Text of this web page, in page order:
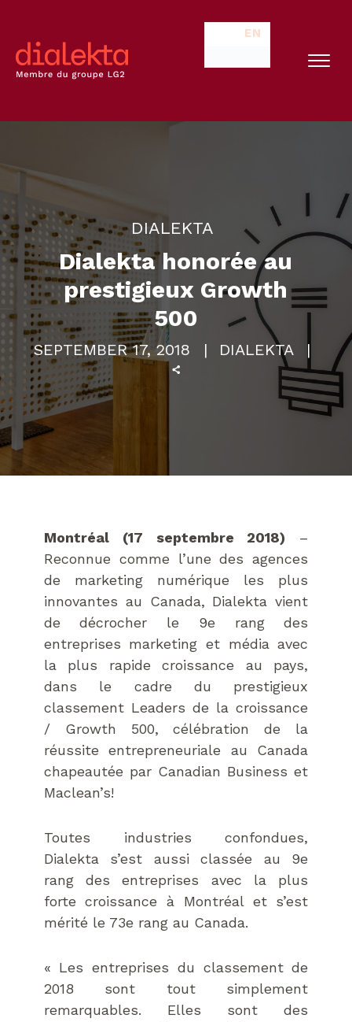
EN
DIALEKTA
Dialekta honorée au
prestigieux Growth
500
SEPTEMBER 17, 2018 DIALEKTA
Montréal (17 septembre 2018) –
Reconnue comme l’une des agences
de marketing numérique les plus
innovantes au Canada, Dialekta vient
de décrocher le 9e rang des
entreprises marketing et média avec
la plus rapide croissance au pays,
dans le cadre du prestigieux
classement Leaders de la croissance
/ Growth 500, célébration de la
réussite entrepreneuriale au Canada
chapeautée par Canadian Business et
Maclean’s!
Toutes industries confondues,
Dialekta s’est aussi classée au 9e
rang des entreprises avec la plus
forte croissance à Montréal et s’est
mérité le 73e rang au Canada.
« Les entreprises du classement de
2018 sont tout simplement
remarquables. Elles sont des